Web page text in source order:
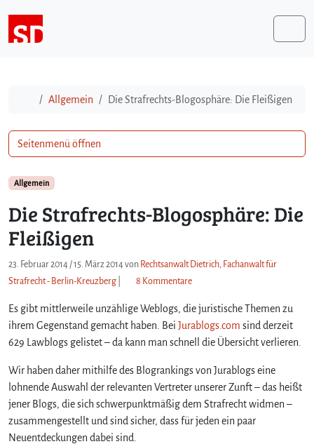
StartAllgemein Die Strafrechts-Blogosphäre: Die Fleißigen
Allgemein
Die Strafrechts-Blogosphäre: Die
Fleißigen
23. Februar 2014 /15. März 2014von Rechtsanwalt Dietrich, Fachanwalt für
Strafrecht - Berlin-Kreuzberg
8 Kommentarez
D
i
e
t
r
Es gibt mittlerweile unzählige Weblogs, die juristische Themen zu
ihrem Gegenstand gemacht haben. Bei Jurablogs.com sind derzeit
629 Lawblogs gelistet – da kann man schnell die Übersicht verlieren.
Wir haben daher mithilfe des Blogrankings von Jurablogs eine
lohnende Auswahl der relevanten Vertreter unserer Zunft – das heißt
jener Blogs, die sich schwerpunktmäßig dem Strafrecht widmen –
zusammengestellt und sind sicher, dass für jeden ein paar
Neuentdeckungen dabei sind.
Seitenmenü öffnen